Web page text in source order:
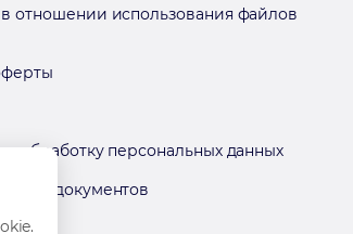
отношении использования файлов
обработку персональных данных
документов